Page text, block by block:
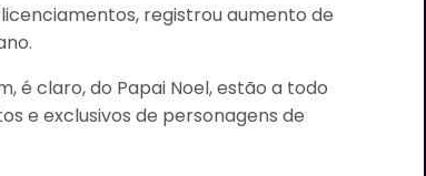
registrou aumento de
é claro, do Papai Noel, estão a todo
e exclusivos de personagens de